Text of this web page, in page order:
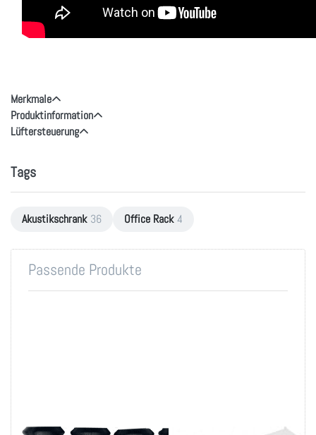
Merkmale
Produktinformation
Lüftersteuerung
Tags
Akustikschrank 36 Office Rack 4
Passende Produkte